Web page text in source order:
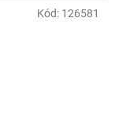
Kód: 126581